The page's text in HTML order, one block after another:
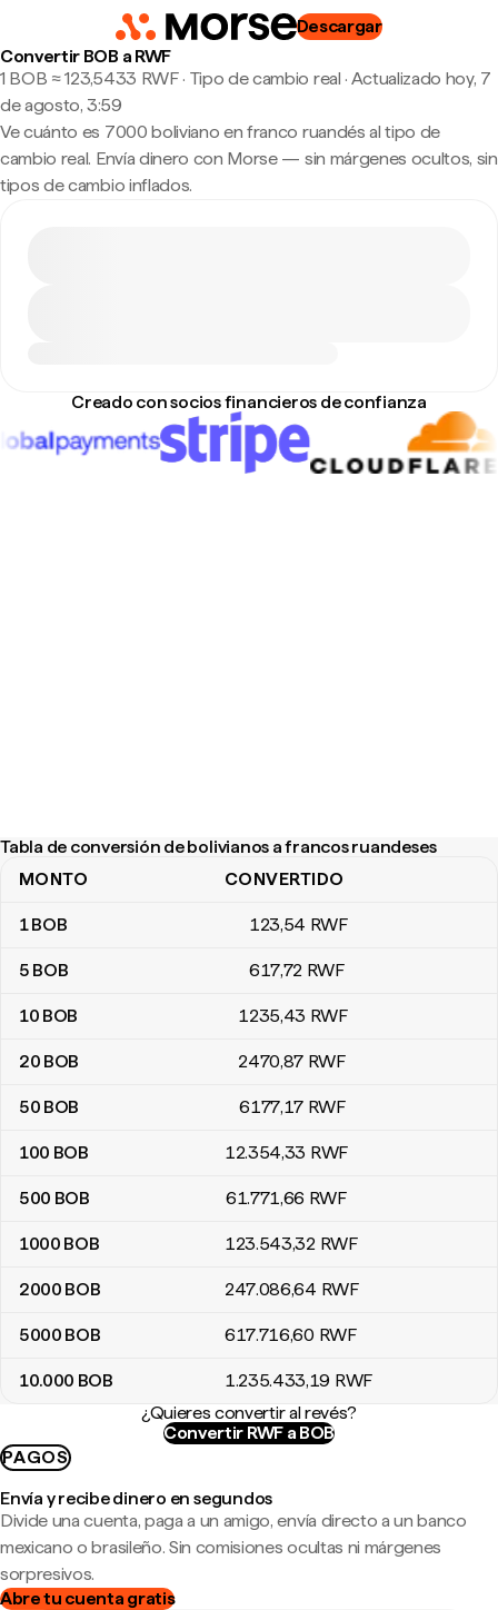
Descargar
Convertir BOB a RWF
1 BOB ≈ 123,5433 RWF · Tipo de cambio real · Actualizado hoy, 7
de agosto, 3:59
Ve cuánto es 7000 boliviano en franco ruandés al tipo de
cambio real. Envía dinero con Morse — sin márgenes ocultos, sin
tipos de cambio inflados.
Creado con socios financieros de confianza
Tabla de conversión de bolivianos a francos ruandeses
Tabla de conversión de bolivianos a francos ruandeses
MONTO CONVERTIDO
1BOB 123,54 RWF
5 BOB 617,72 RWF
10 BOB 1235,43 RWF
20 BOB 2470,87 RWF
50 BOB 6177,17 RWF
100 BOB 12.354,33 RWF
500 BOB 61.771,66 RWF
1000 BOB 123.543,32 RWF
2000 BOB 247.086,64 RWF
5000 BOB 617.716,60 RWF
10.000 BOB 1.235.433,19 RWF
¿Quieres convertir al revés?
Convertir RWF a BOB
PAGOS
Envía y recibe dinero en segundos
Divide una cuenta, paga a un amigo, envía directo a un banco
mexicano o brasileño. Sin comisiones ocultas ni márgenes
sorpresivos.
Abre tu cuenta gratis